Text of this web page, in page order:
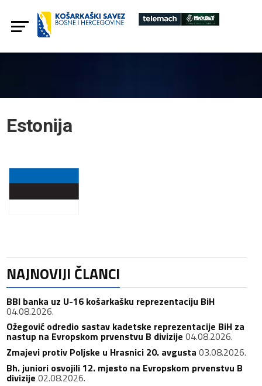
Estonija
NAJNOVIJI ČLANCI
BBI banka uz U-16 košarkašku reprezentaciju BiH
04.08.2026.
Ožegović odredio sastav kadetske reprezentacije BiH za
nastup na Evropskom prvenstvu B divizije 04.08.2026.
Zmajevi protiv Poljske u Hrasnici 20. avgusta 03.08.2026.
Bh. juniori osvojili 12. mjesto na Evropskom prvenstvu B
divizije 02.08.2026.